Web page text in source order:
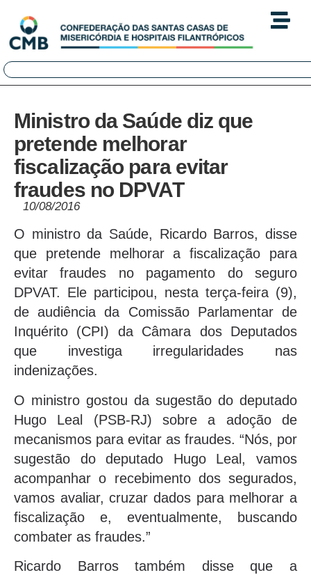
Ministro da Saúde diz que
pretende melhorar
fiscalização para evitar
fraudes no DPVAT
10/08/2016
O ministro da Saúde, Ricardo Barros, disse
que pretende melhorar a fiscalização para
evitar fraudes no pagamento do seguro
DPVAT. Ele participou, nesta terça-feira (9),
de audiência da Comissão Parlamentar de
Inquérito (CPI) da Câmara dos Deputados
que investiga irregularidades nas
indenizações.
O ministro gostou da sugestão do deputado
Hugo Leal (PSB-RJ) sobre a adoção de
mecanismos para evitar as fraudes. “Nós, por
sugestão do deputado Hugo Leal, vamos
acompanhar o recebimento dos segurados,
vamos avaliar, cruzar dados para melhorar a
fiscalização e, eventualmente, buscando
combater as fraudes.”
Ricardo Barros também disse que a